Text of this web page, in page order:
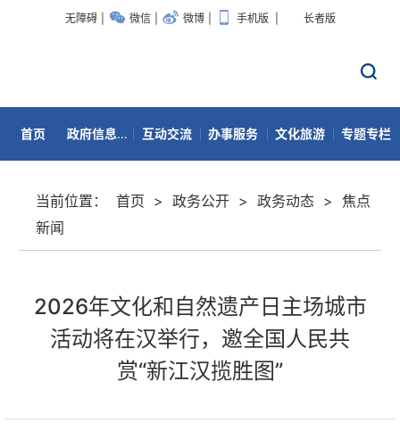
无障碍 微信 微博 手机版 长者版
首页 政府信息公开 互动交流 办事服务 文化旅游 专题专栏
当前位置： 首页 > 政务公开 > 政务动态 > 焦点
新闻
2026年文化和自然遗产日主场城市
活动将在汉举行，邀全国人民共
赏“新江汉揽胜图”